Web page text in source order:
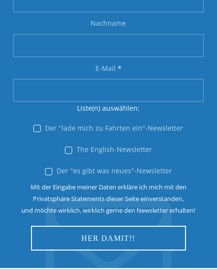
Nachname
E-Mail *
Liste(n) auswählen:
Der "lade mich zu Fahrten ein"-Newsletter
The English-Newsletter
Der "es gibt was neues"-Newsletter
Mit der Eingabe meiner Daten erkläre ich mich mit den
Privatsphäre Statements dieser Seite einverstanden,
und möchte wirklich, wirklich gerne den Newsletter erhalten!